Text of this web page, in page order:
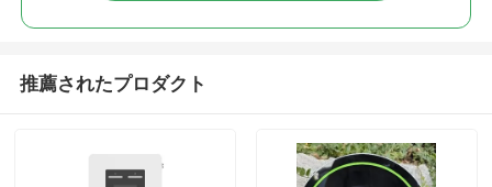
推薦されたプロダクト